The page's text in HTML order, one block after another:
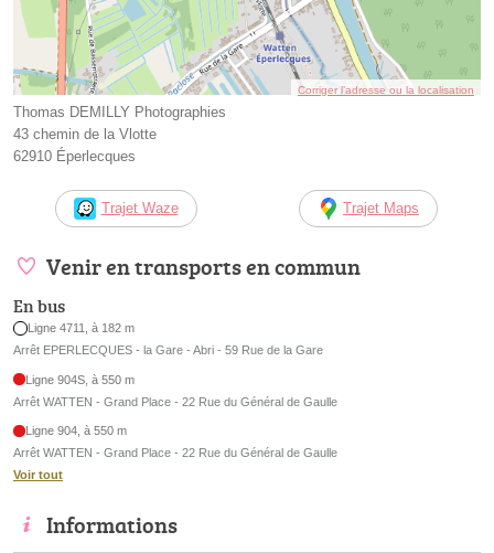
Corriger l’adresse ou la localisation
Thomas DEMILLY Photographies
43 chemin de la Vlotte
62910 Éperlecques
Trajet Waze Trajet Maps
Venir en transports en commun
En bus
Ligne 4711, à 182 m
Arrêt EPERLECQUES - la Gare - Abri - 59 Rue de la Gare
Ligne 904S, à 550 m
Arrêt WATTEN - Grand Place - 22 Rue du Général de Gaulle
Ligne 904, à 550 m
Arrêt WATTEN - Grand Place - 22 Rue du Général de Gaulle
Voir tout
Informations